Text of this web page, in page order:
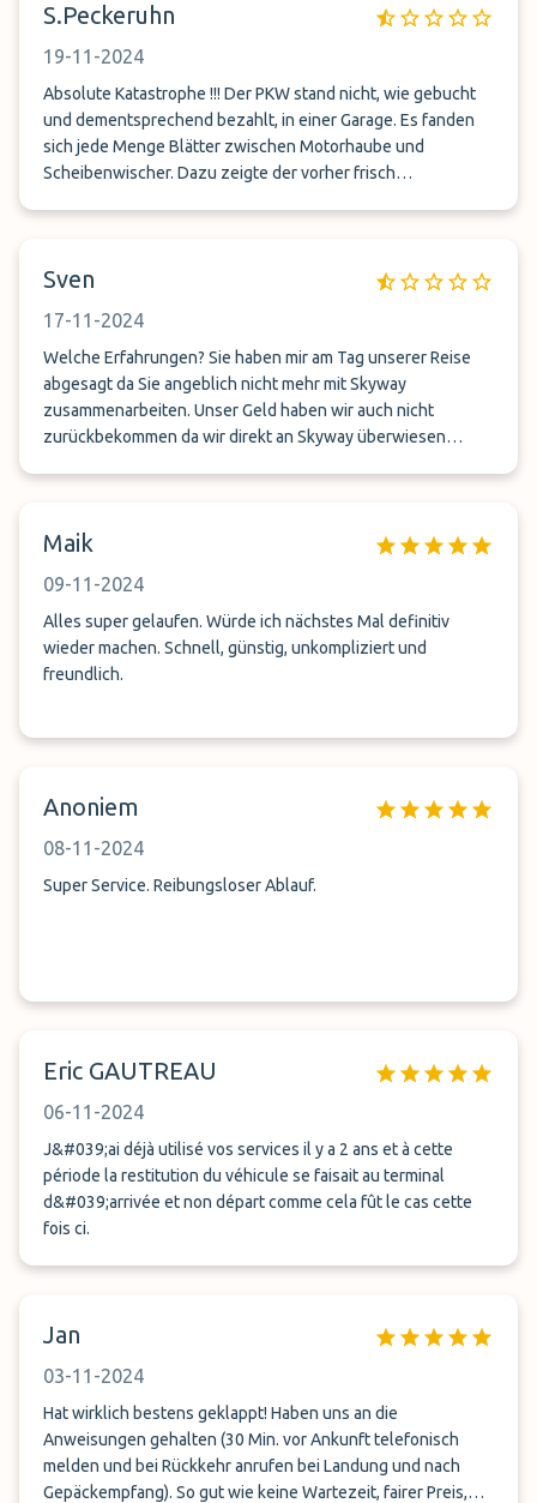
S.Peckeruhn
19-11-2024
Absolute Katastrophe !!! Der PKW stand nicht, wie gebucht
und dementsprechend bezahlt, in einer Garage. Es fanden
sich jede Menge Blätter zwischen Motorhaube und
Scheibenwischer. Dazu zeigte der vorher frisch
kam. Der Anbieter war danach telefonisch nicht erreichbar
werden Leistungen angeboten und entsprechend in
Rechnung gestellt, doch diese werden nicht erfüllt.
Sven
17-11-2024
Welche Erfahrungen? Sie haben mir am Tag unserer Reise
abgesagt da Sie angeblich nicht mehr mit Skyway
zusammenarbeiten. Unser Geld haben wir auch nicht
zurückbekommen da wir direkt an Skyway überwiesen
bekomme mit denen Sie nicht mehr zusammenarbeiten.
Maik
09-11-2024
Alles super gelaufen. Würde ich nächstes Mal definitiv
wieder machen. Schnell, günstig, unkompliziert und
freundlich.
Anoniem
08-11-2024
Super Service. Reibungsloser Ablauf.
Eric GAUTREAU
06-11-2024
J&#039;ai déjà utilisé vos services il y a 2 ans et à cette
période la restitution du véhicule se faisait au terminal
d&#039;arrivée et non départ comme cela fût le cas cette
fois ci.
Jan
03-11-2024
Hat wirklich bestens geklappt! Haben uns an die
Anweisungen gehalten (30 Min. vor Ankunft telefonisch
melden und bei Rückkehr anrufen bei Landung und nach
Gepäckempfang). So gut wie keine Wartezeit, fairer Preis,